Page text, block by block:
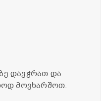
დავჭრათ და
მოვხარშოთ.